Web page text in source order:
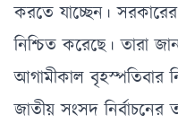
করতে যাচ্ছেন। সরকারের
নিশ্চিত করেছে। তারা
আগামীকাল বৃহস্পতিবার
জাতীয় সংসদ